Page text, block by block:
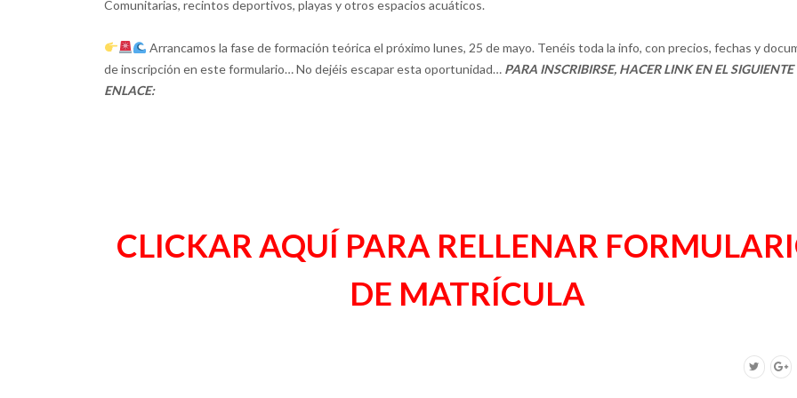
Comunitarias, recintos deportivos, playas y otros espacios acuáticos.
Arrancamos la fase de formación teórica el próximo lunes, 25 de mayo. Tenéis toda la info, con precios, fechas y
de inscripción en este formulario… No dejéis escapar esta oportunidad… PARA INSCRIBIRSE, HACER LINK EN EL SIGUIENTE
ENLACE:
CLICKAR AQUÍ PARA RELLENAR
DE MATRÍCULA